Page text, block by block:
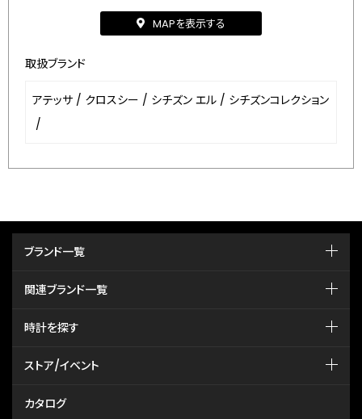
MAPを表示する
取扱ブランド
アテッサ / クロスシー / シチズン エル / シチズンコレクション
/
ブランド一覧
関連ブランド一覧
時計を探す
ストア/イベント
カタログ